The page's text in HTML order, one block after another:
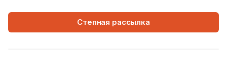
Степная рассылка